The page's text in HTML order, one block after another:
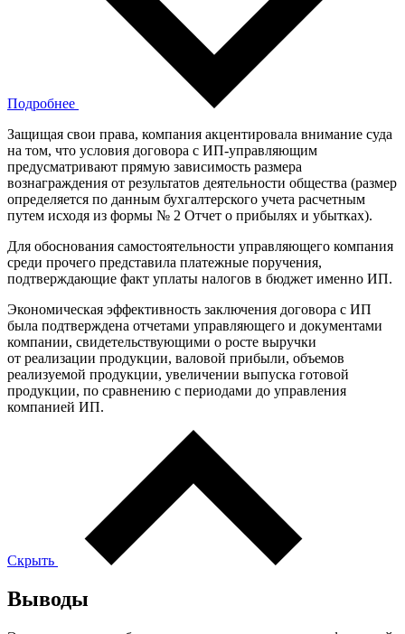
Подробнее
Защищая свои права, компания акцентировала внимание суда
на том, что условия договора с ИП-управляющим
предусматривают прямую зависимость размера
вознаграждения от результатов деятельности общества (размер
определяется по данным бухгалтерского учета расчетным
путем исходя из формы № 2 Отчет о прибылях и убытках).
Для обоснования самостоятельности управляющего компания
среди прочего представила платежные поручения,
подтверждающие факт уплаты налогов в бюджет именно ИП.
Экономическая эффективность заключения договора с ИП
была подтверждена отчетами управляющего и документами
компании, свидетельствующими о росте выручки
от реализации продукции, валовой прибыли, объемов
реализуемой продукции, увеличении выпуска готовой
продукции, по сравнению с периодами до управления
компанией ИП.
Скрыть
Выводы